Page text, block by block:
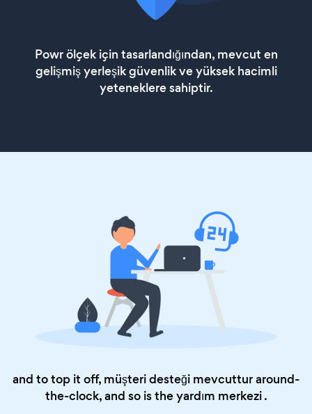
Powr ölçek için tasarlandığından, mevcut en
gelişmiş yerleşik güvenlik ve yüksek hacimli
yeteneklere sahiptir.
and to top it off, müşteri desteği mevcuttur around-
the-clock, and so is theyardım merkezi.